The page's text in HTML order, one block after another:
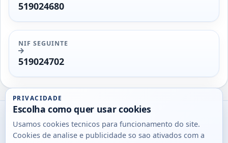
519024680
NIF SEGUINTE
519024702
Utils
DB
Consultas
PRIVACIDADE
Escolha como quer usar cookies
Usamos cookies tecnicos para funcionamento do site.
Cookies de analise e publicidade so sao ativados com a